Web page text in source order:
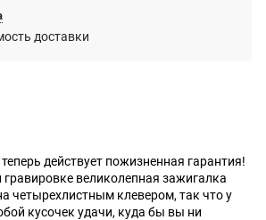
доставки
действует пожизненная гарантия!
гравировке великолепная зажигалка
четырехлистным клевером, так что у
кусочек удачи, куда бы вы ни